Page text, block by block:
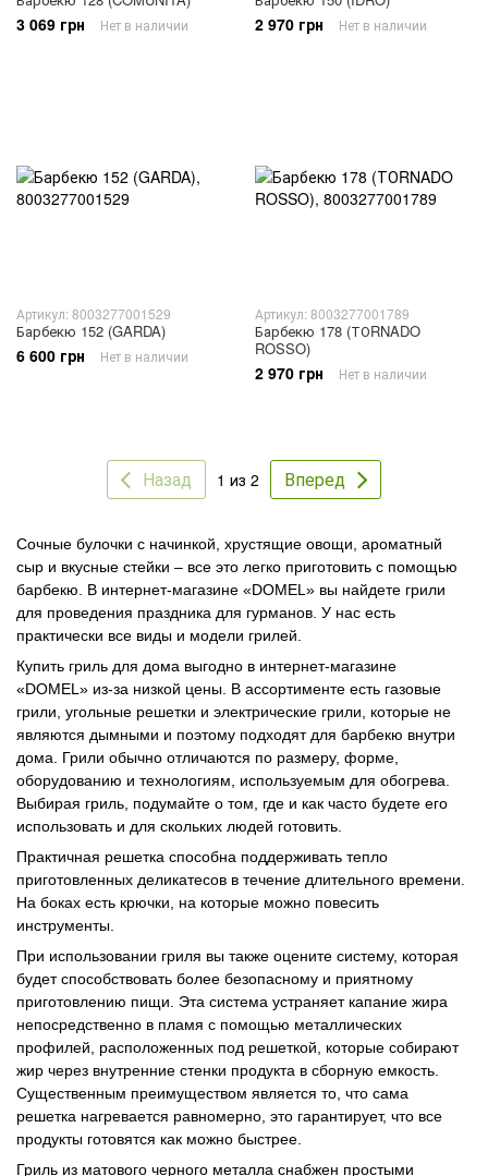
3 069 грн Нет в наличии 2 970 грн Нет в наличии
Артикул: 8003277001529
Барбекю 152 (GARDA)
6 600 грн Нет в наличии
Артикул: 8003277001789
Барбекю 178 (ТОRNADO
ROSSO)
2 970 грн Нет в наличии
Назад 1 из 2 Вперед
Сочные булочки с начинкой, хрустящие овощи, ароматный
сыр и вкусные стейки – все это легко приготовить с помощью
барбекю. В интернет-магазине «DOMEL» вы найдете грили
для проведения праздника для гурманов. У нас есть
практически все виды и модели грилей.
Купить гриль для дома выгодно в интернет-магазине
«DOMEL» из-за низкой цены. В ассортименте есть газовые
грили, угольные решетки и электрические грили, которые не
являются дымными и поэтому подходят для барбекю внутри
дома. Грили обычно отличаются по размеру, форме,
оборудованию и технологиям, используемым для обогрева.
Выбирая гриль, подумайте о том, где и как часто будете его
использовать и для скольких людей готовить.
Практичная решетка способна поддерживать тепло
приготовленных деликатесов в течение длительного времени.
На боках есть крючки, на которые можно повесить
инструменты.
При использовании гриля вы также оцените систему, которая
будет способствовать более безопасному и приятному
приготовлению пищи. Эта система устраняет капание жира
непосредственно в пламя с помощью металлических
профилей, расположенных под решеткой, которые собирают
жир через внутренние стенки продукта в сборную емкость.
Существенным преимуществом является то, что сама
решетка нагревается равномерно, это гарантирует, что все
продукты готовятся как можно быстрее.
Гриль из матового черного металла снабжен простыми